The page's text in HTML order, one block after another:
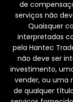
de
serviços não
Quaisquer
interpretadas
pela Hantec
não deve ser
investimento,
vender, ou uma
de qualquer